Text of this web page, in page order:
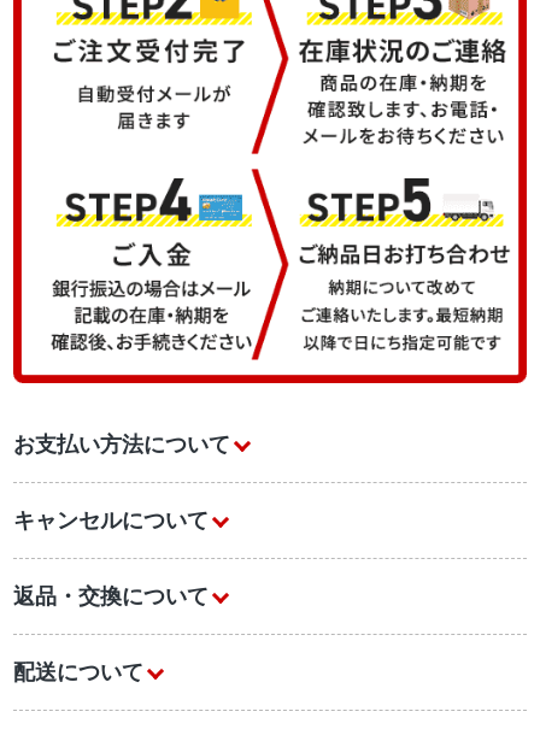
お支払い方法について
キャンセルについて
返品・交換について
配送について